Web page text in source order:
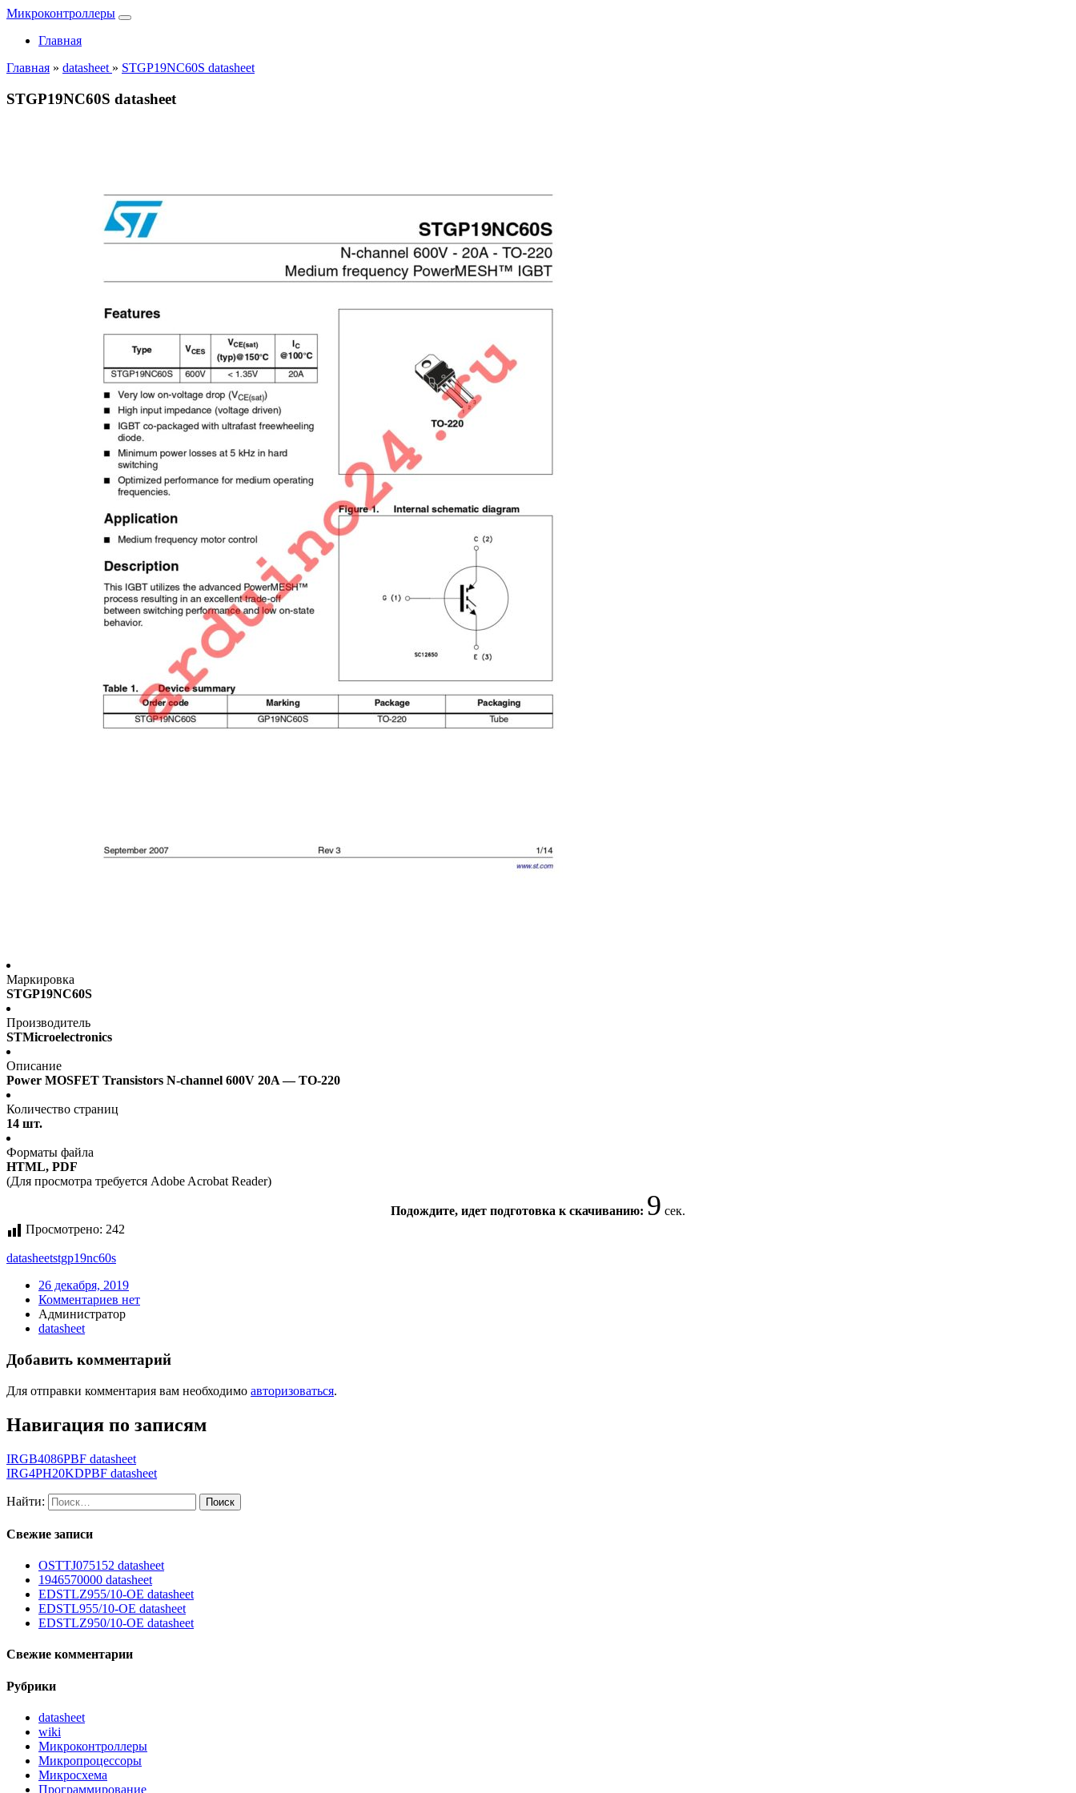
Микроконтроллеры
Главная
Главная » datasheet » STGP19NC60S datasheet
STGP19NC60S datasheet
Маркировка
STGP19NC60S
Производитель
STMicroelectronics
Описание
Power MOSFET Transistors N-channel 600V 20A — TO-220
Количество страниц
14 шт.
Форматы файла
HTML, PDF
(Для просмотра требуется Adobe Acrobat Reader)
Подождите, идет подготовка к скачиванию: 8 сек.
Просмотрено: 242
datasheetstgp19nc60s
26 декабря, 2019
Комментариев нет
Администратор
datasheet
Добавить комментарий
Для отправки комментария вам необходимо авторизоваться.
Навигация по записям
IRGB4086PBF datasheet
IRG4PH20KDPBF datasheet
Найти:
Свежие записи
OSTTJ075152 datasheet
1946570000 datasheet
EDSTLZ955/10-OE datasheet
EDSTL955/10-OE datasheet
EDSTLZ950/10-OE datasheet
Свежие комментарии
Рубрики
datasheet
wiki
Микроконтроллеры
Микропроцессоры
Микросхема
Программирование